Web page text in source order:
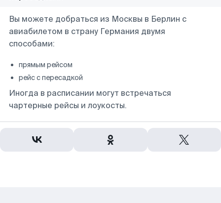
Вы можете добраться из Москвы в Берлин с
авиабилетом в страну Германия двумя
способами:
прямым рейсом
рейс с пересадкой
Иногда в расписании могут встречаться
чартерные рейсы и лоукосты.